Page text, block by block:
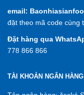
email:
đặt theo mã code cùng
Đặt hàng qua
778 866 866
TÀI KHOẢN NGÂN